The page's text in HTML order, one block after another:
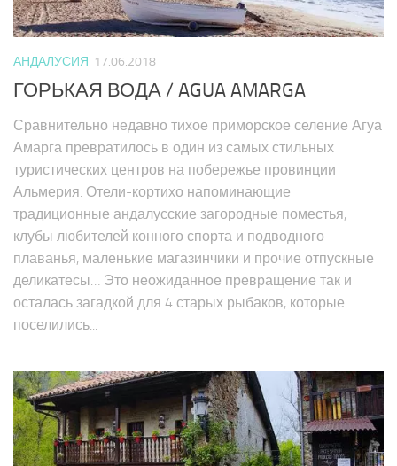
АНДАЛУСИЯ 17.06.2018
Сравнительно недавно тихое приморское селение Агуа
Амарга превратилось в один из самых стильных
туристических центров на побережье провинции
Альмерия. Отели-кортихо напоминающие
традиционные андалусские загородные поместья,
клубы любителей конного спорта и подводного
плаванья, маленькие магазинчики и прочие отпускные
деликатесы… Это неожиданное превращение так и
осталась загадкой для 4 старых рыбаков, которые